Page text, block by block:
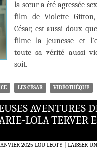
la sœur a été agressée
film de Violette
César, est aussi doux
filme la jeunesse et
toute sa vérité aussi
soit.
LES CÉSAR VIDÉOTHÈQUE
AVENTURES
LOLA TERVER
2025 LOU LEOTY LAISSER